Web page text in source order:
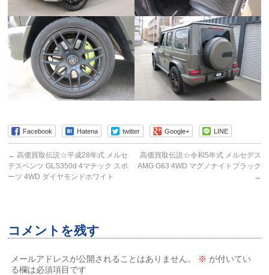
Facebook Hatena twitter Google+ LINE
← 高価買取伝説☆平成28年式 メルセ
デスベンツ GLS350d 4マチック スポ
ーツ 4WD ダイヤモンドホワイト
高価買取伝説☆令和5年式 メルセデス
AMG G63 4WD マグノナイトブラック
→
コメントを残す
メールアドレスが公開されることはありません。 ※ が付いてい
る欄は必須項目です